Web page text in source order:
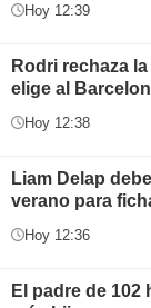
Hoy 12:39
Rodri rechaza
elige al
Hoy 12:38
Liam Delap
verano para
Hoy 12:36
El padre de